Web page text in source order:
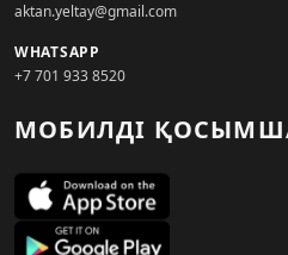
aktan.yeltay@gmail.com
WHATSAPP
+7 701 933 8520
МОБИЛДІ